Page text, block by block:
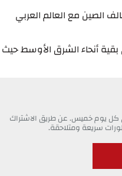
الصين مع العالم العربي
منذ 7 أكتوبر، فقد ارتفعت في بقية أنحاء الشرق الأوسط حيث
كل يوم خميس. عن طريق الاشتراك
سريعة ومتلاحقة.